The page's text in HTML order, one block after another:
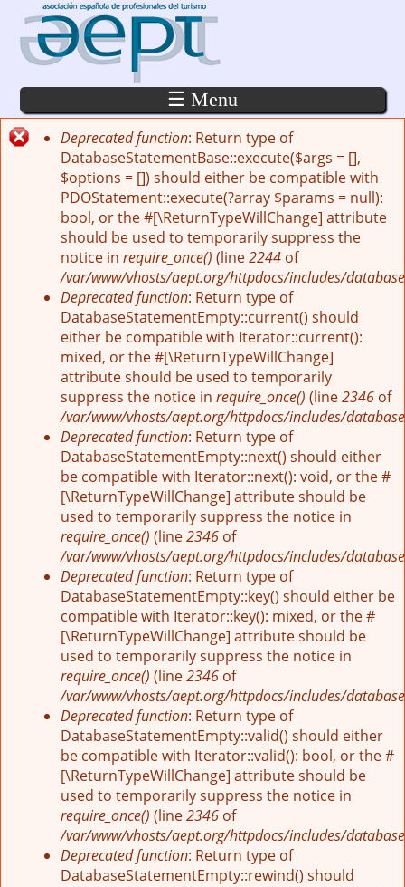
Pasar al contenido principal
☰ Menu
Mensaje de error
Deprecated function: Return type of
DatabaseStatementBase::execute($args = [],
$options = []) should either be compatible with
PDOStatement::execute(?array $params = null):
bool, or the #[\ReturnTypeWillChange] attribute
should be used to temporarily suppress the
notice in require_once() (line2244 of
/var/www/vhosts/aept.org/httpdocs/includes/
Deprecated function: Return type of
DatabaseStatementEmpty::current() should
either be compatible with Iterator::current():
mixed, or the #[\ReturnTypeWillChange]
attribute should be used to temporarily
suppress the notice in require_once() (line2346 of
/var/www/vhosts/aept.org/httpdocs/includes/
Deprecated function: Return type of
DatabaseStatementEmpty::next() should either
be compatible with Iterator::next(): void, or the #
[\ReturnTypeWillChange] attribute should be
used to temporarily suppress the notice in
require_once() (line2346 of
/var/www/vhosts/aept.org/httpdocs/includes/
Deprecated function: Return type of
DatabaseStatementEmpty::key() should either be
compatible with Iterator::key(): mixed, or the #
[\ReturnTypeWillChange] attribute should be
used to temporarily suppress the notice in
require_once() (line2346 of
/var/www/vhosts/aept.org/httpdocs/includes/
Deprecated function: Return type of
DatabaseStatementEmpty::valid() should either
be compatible with Iterator::valid(): bool, or the #
[\ReturnTypeWillChange] attribute should be
used to temporarily suppress the notice in
require_once() (line2346 of
/var/www/vhosts/aept.org/httpdocs/includes/
Deprecated function: Return type of
DatabaseStatementEmpty::rewind() should